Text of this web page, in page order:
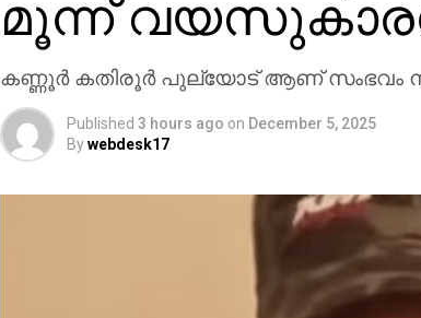
മൂന്ന് വയസുകാരന്‍
കണ്ണൂര്‍ കതിരൂര്‍ പുല്യോട് ആണ് സംഭവം
Published 3 hours ago on December 5, 2025
Bywebdesk17